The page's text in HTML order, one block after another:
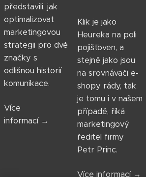
představili, jak
optimalizovat
marketingovou
strategii pro dvě
značky s
odlišnou historií
komunikace.
Více
informací →
Klik je jako
Heureka na poli
pojišťoven, a
stejně jako jsou
na srovnávači e-
shopy rády, tak
je tomu i v našem
případě, říká
marketingový
ředitel firmy
Petr Princ.
Více informací →